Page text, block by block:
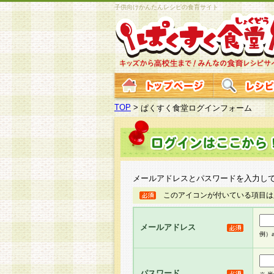
子供向けかんたんレシピの食育サイト
TOP >ぱくすく食堂ログインフォーム
メールアドレスとパスワードを入力し
このアイコンが付いている項目
メールアドレス
例）